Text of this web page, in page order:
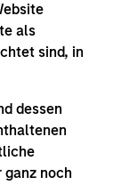
als
sind, in
dessen
noch
insights